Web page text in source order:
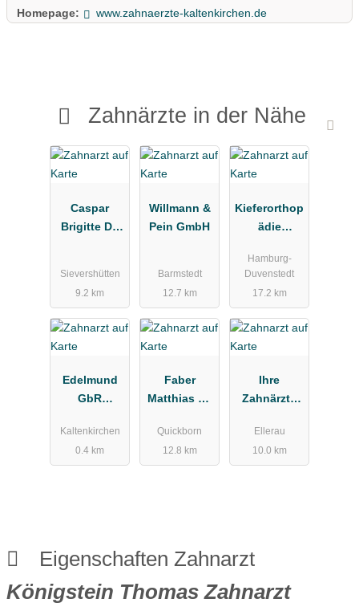
Homepage: www.zahnaerzte-kaltenkirchen.de
Zahnärzte in der Nähe
Caspar
Brigitte Dr.
Sievershütten
9.2 km
Willmann &
Pein GmbH
Barmstedt
12.7 km
Kieferorthop
ädie
Hamburg-
Duvenstedt
17.2 km
Edelmund
GbR
hnärztliches
Versorgungs
Kaltenkirchen
0.4 km
Faber
Matthias Dr.
Zahnarzt
Quickborn
12.8 km
Ihre
Zahnärzte
Ellerau
10.0 km
Eigenschaften Zahnarzt
Königstein Thomas Zahnarzt